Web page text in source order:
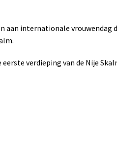
aan internationale vrouwendag
verdieping van de Nije